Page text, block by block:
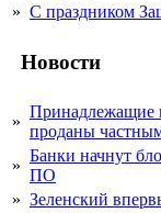
» С праздником
Новости
»
Принадлежащие
проданы
»
Банки начнут
ПО
» Зеленский